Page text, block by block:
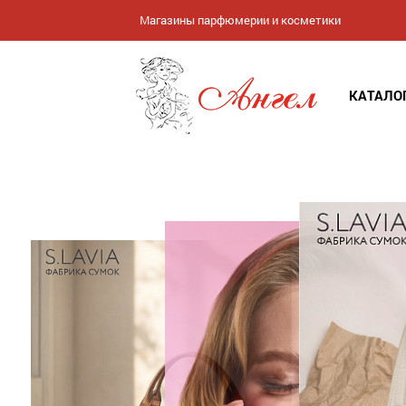
Магазины парфюмерии и косметики